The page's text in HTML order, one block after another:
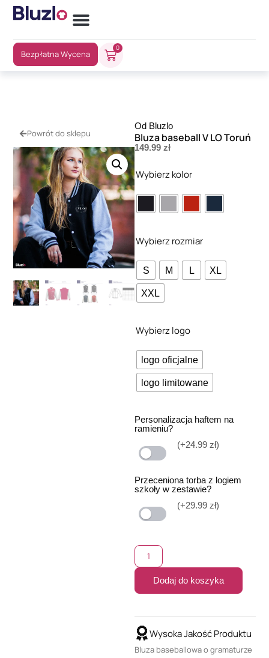
Bezpłatna Wycena
0
Powrót do sklepu
Od Bluzlo
Bluza baseball V LO Toruń
149.99 zł
Wybierz kolor
Wybierz rozmiar
S M L XL
XXL
Wybierz logo
logo oficjalne
logo limitowane
Personalizacja haftem na
ramieniu?
(+24.99 zł)
Przeceniona torba z logiem
szkoły w zestawie?
(+29.99 zł)
Dodaj do koszyka
Wysoka Jakość Produktu
Bluza baseballowa o gramaturze